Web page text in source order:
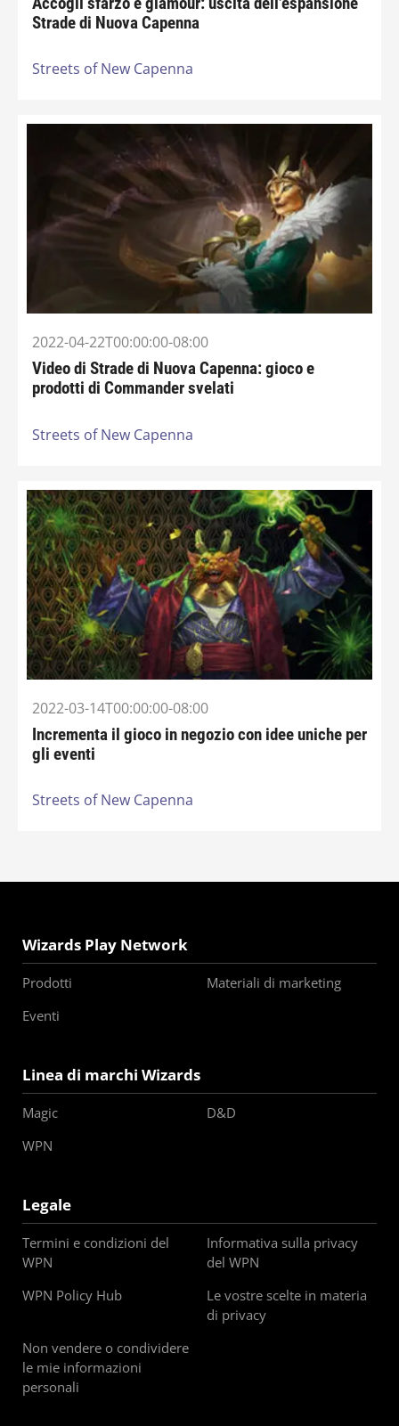
Strade di Nuova Capenna
Streets of New Capenna
2022-04-22T00:00:00-08:00
Video di Strade di Nuova Capenna: gioco e
prodotti di Commander svelati
Streets of New Capenna
2022-03-14T00:00:00-08:00
Incrementa il gioco in negozio con idee uniche per
gli eventi
Streets of New Capenna
Wizards Play Network
Prodotti
Materiali di marketing
Eventi
Linea di marchi Wizards
Magic
D&D
WPN
Legale
Termini e condizioni del
WPN
Informativa sulla privacy
del WPN
WPN Policy Hub
Le vostre scelte in materia
di privacy
Non vendere o condividere
le mie informazioni
personali